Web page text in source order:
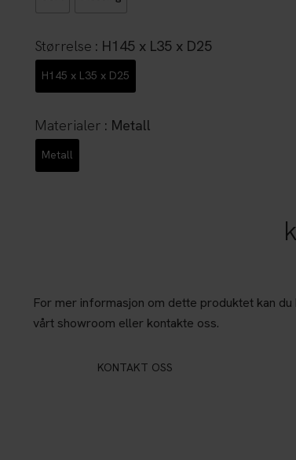
Størrelse : H145 x L35 x D25
H145 x L35 x D25
Materialer : Metall
Metall
For mer informasjon om dette produktet kan
vårt showroom eller kontakte oss.
KONTAKT OSS